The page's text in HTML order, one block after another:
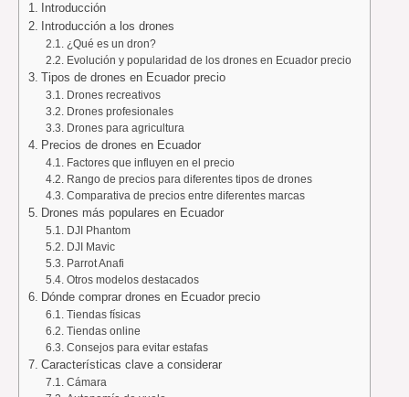
Introducción
Introducción a los drones
¿Qué es un dron?
Evolución y popularidad de los drones en Ecuador precio
Tipos de drones en Ecuador precio
Drones recreativos
Drones profesionales
Drones para agricultura
Precios de drones en Ecuador
Factores que influyen en el precio
Rango de precios para diferentes tipos de drones
Comparativa de precios entre diferentes marcas
Drones más populares en Ecuador
DJI Phantom
DJI Mavic
Parrot Anafi
Otros modelos destacados
Dónde comprar drones en Ecuador precio
Tiendas físicas
Tiendas online
Consejos para evitar estafas
Características clave a considerar
Cámara